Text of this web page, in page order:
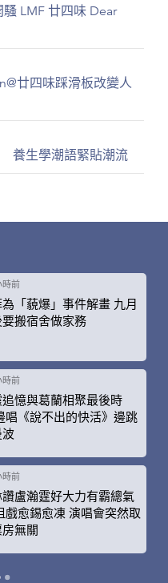
LMF 廿四味 Dear
廿四味踩滑板改變人
養生學潮語緊貼潮流
時前
「藐爆」事件解畫 九月
搬宿舍做家務
時前
憶與葛蘭相聚最後時
《說不出的快活》邊跳
時前
盧瀚霆好大力有霸總氣
戲愈錫愈凍 演唱會突然取
無關